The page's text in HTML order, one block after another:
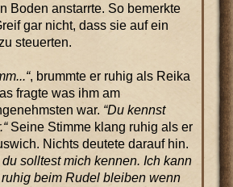
Boden anstarrte. So bemerkte
gar nicht, dass sie auf ein
steuerten.
, brummte er ruhig als Reika
fragte was ihm am
war. “Du kennst
Seine Stimme klang ruhig als er
Nichts deutete darauf hin.
du solltest mich kennen. Ich kann
beim Rudel bleiben wenn